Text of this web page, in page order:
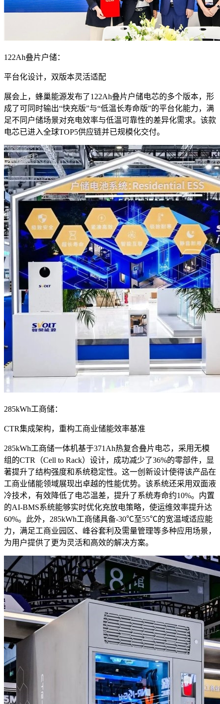
122Ah叠片户储：
平台化设计，双版本灵活适配
展会上，蜂巢能源发布了122Ah叠片户储电芯的多个版本，形
成了可同时输出“快充版”与“低温长寿命版”的平台化能力，满
足不同户储场景对充电效率与低温可靠性的差异化需求。该款
电芯已进入全球TOP5供应链并已规模化交付。
285kWh工商储：
CTR集成架构，重构工商业储能效率基准
285kWh工商储一体机基于371Ah热复合叠片电芯，采用无模
组的CTR（Cell to Rack）设计，成功减少了36%的零部件，显
著提升了结构强度和系统稳定性。这一创新设计使得该产品在
工商业储能领域展现出卓越的性能优势。该系统还采用双面液
冷技术，有效降低了电芯温差，提升了系统寿命约10%。内置
的AI-BMS系统能够实时优化充放电策略，使运维效率提升达
60%。此外，285kWh工商储具备-30℃至55℃的宽温域适应能
力，满足工商业园区、峰谷套利及需量管理等多种应用场景，
为用户提供了更为灵活和高效的解决方案。